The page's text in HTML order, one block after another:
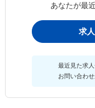
あなたが最
求
最近見た求人
お問い合わせ